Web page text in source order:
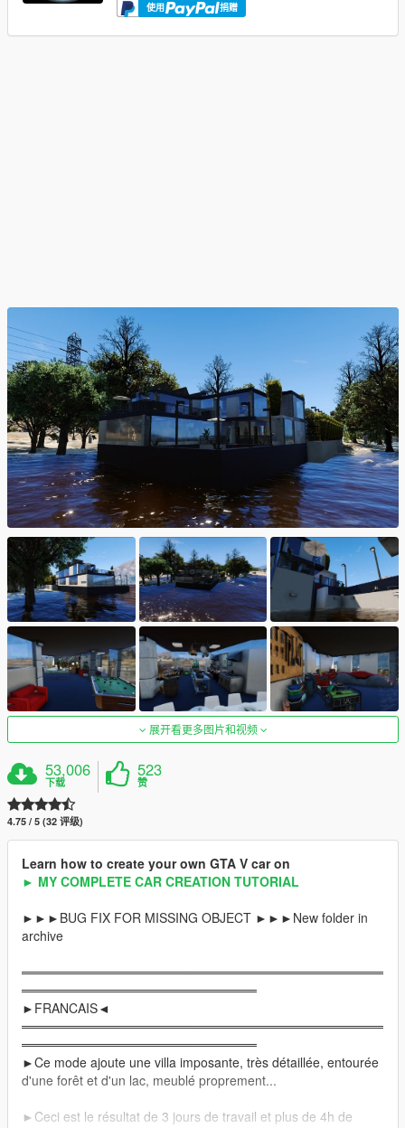
使用 捐赠
展开看更多图片和视频
53,006
下载
523
赞
4.75 / 5 (32 评级)
Learn how to create your own GTA V car on
► MY COMPLETE CAR CREATION TUTORIAL
►►►BUG FIX FOR MISSING OBJECT ►►►New folder in
archive
════════════════════════════════════════
══════════════════════════
►FRANCAIS◄
════════════════════════════════════════
══════════════════════════
►Ce mode ajoute une villa imposante, très détaillée, entourée
d'une forêt et d'un lac, meublé proprement...
►Ceci est le résultat de 3 jours de travail et plus de 4h de